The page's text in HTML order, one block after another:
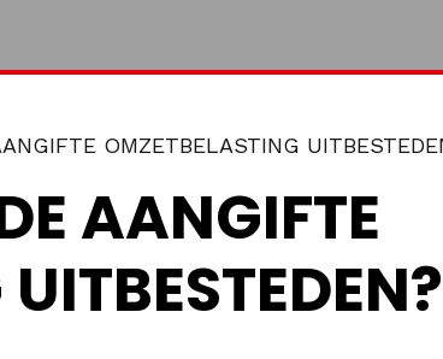
OMZETBELASTING
AANGIFTE